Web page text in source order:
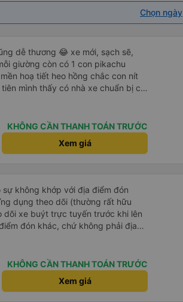
Chọn ngày
dễ thương 😂 xe mới, sạch sẽ,
giường còn có 1 con pikachu
hoạ tiết heo hồng chắc con nít
mình thấy có nhà xe chuẩn bị cả
ông bà cụ lên xe còn được nv dẫn
KHÔNG CẦN THANH TOÁN TRƯỚC
Xem giá
không khớp với địa điểm đón
dụng theo dõi (thường rất hữu
dõi xe buýt trực tuyến trước khi lên
đón khác, chứ không phải địa
thông báo. Điều này gây ra một
xế đã đến đúng giờ tại địa điểm đón
xe diễn ra suôn sẻ. Thật không may,
chỗ ngồi đã đặt (ở phía trước)
KHÔNG CẦN THANH TOÁN TRƯỚC
Xem giá